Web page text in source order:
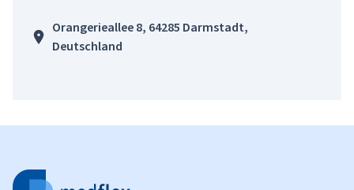
Orangerieallee 8, 64285 Darmstadt,
Deutschland